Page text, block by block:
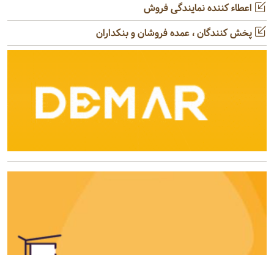
اعطاء کننده نمایندگی فروش
پخش کنندگان ، عمده فروشان و بنکداران